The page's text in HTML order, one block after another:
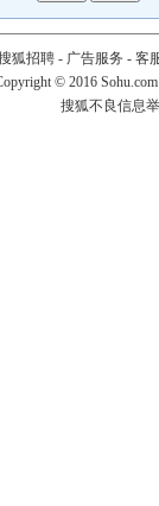
狐招聘- 广告服务 - 客
© 2016
搜狐不良信息